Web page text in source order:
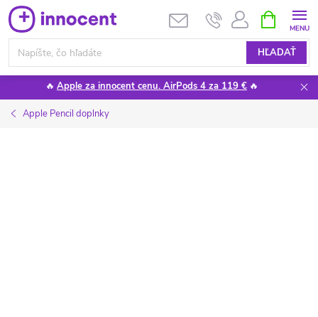
Prejsť
na
obsah
HĽADAŤ
KOŠÍK
🔥 Apple za innocent cenu. AirPods 4 za 119 € 🔥
Apple Pencil doplnky